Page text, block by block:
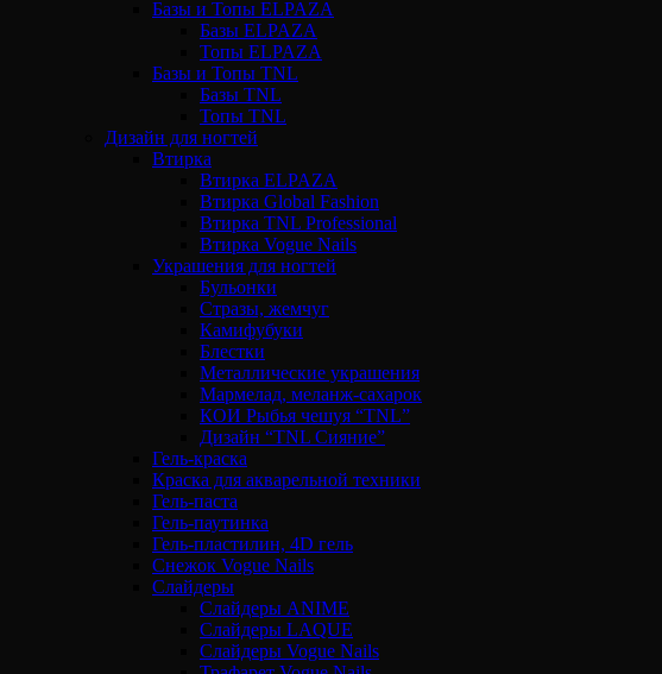
Базы и Топы ELPAZA
Базы ELPAZA
Топы ELPAZA
Базы и Топы TNL
Базы TNL
Топы TNL
Дизайн для ногтей
Втирка
Втирка ELPAZA
Втирка Global Fashion
Втирка TNL Professional
Втирка Vogue Nails
Украшения для ногтей
Бульонки
Стразы, жемчуг
Камифубуки
Блестки
Металлические украшения
Мармелад, меланж-сахарок
КОИ Рыбья чешуя “TNL”
Дизайн “TNL Сияние”
Гель-краска
Краска для акварельной техники
Гель-паста
Гель-паутинка
Гель-пластилин, 4D гель
Снежок Vogue Nails
Слайдеры
Слайдеры ANIME
Слайдеры LAQUE
Слайдеры Vogue Nails